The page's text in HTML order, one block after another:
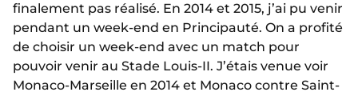
finalement pas réalisé. En 2014 et 2015, j’ai pu venir
pendant un week-end en Principauté. On a profité
de choisir un week-end avec un match pour
pouvoir venir au Stade Louis-II. J’étais venue voir
Monaco-Marseille en 2014 et Monaco contre Saint-